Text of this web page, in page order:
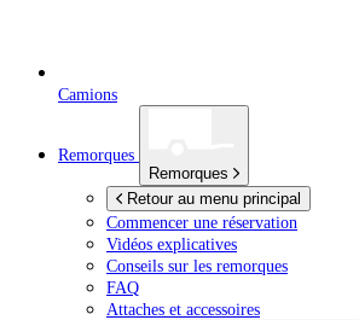
Camions
Remorques
Remorques
Retour au menu principal
Commencer une réservation
Vidéos explicatives
Conseils sur les remorques
FAQ
Attaches et accessoires